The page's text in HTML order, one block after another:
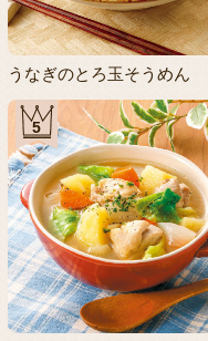
うなぎのとろ玉そうめん
5